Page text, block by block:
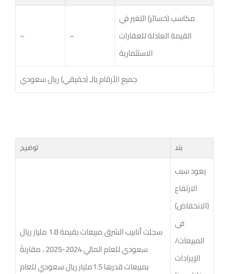
مكاسب (خسائر) التغير في
القيمة العادلة للعقارات
الاستثمارية
–
–
جميع الأرقام بالـ (حقيقي) ريال سعودي
بند توضيح
يعود سبب
الارتفاع
(الانخفاض)
في
المبيعات/
الإيرادات
سجلت أنابيب الشرق مبيعات بقيمة 1.8 مليار ريال
سعودي للعام المالي 2024-2025 ، مقارنةً
بمبيعات قدرها 1.5مليار ريال سعودي للعام